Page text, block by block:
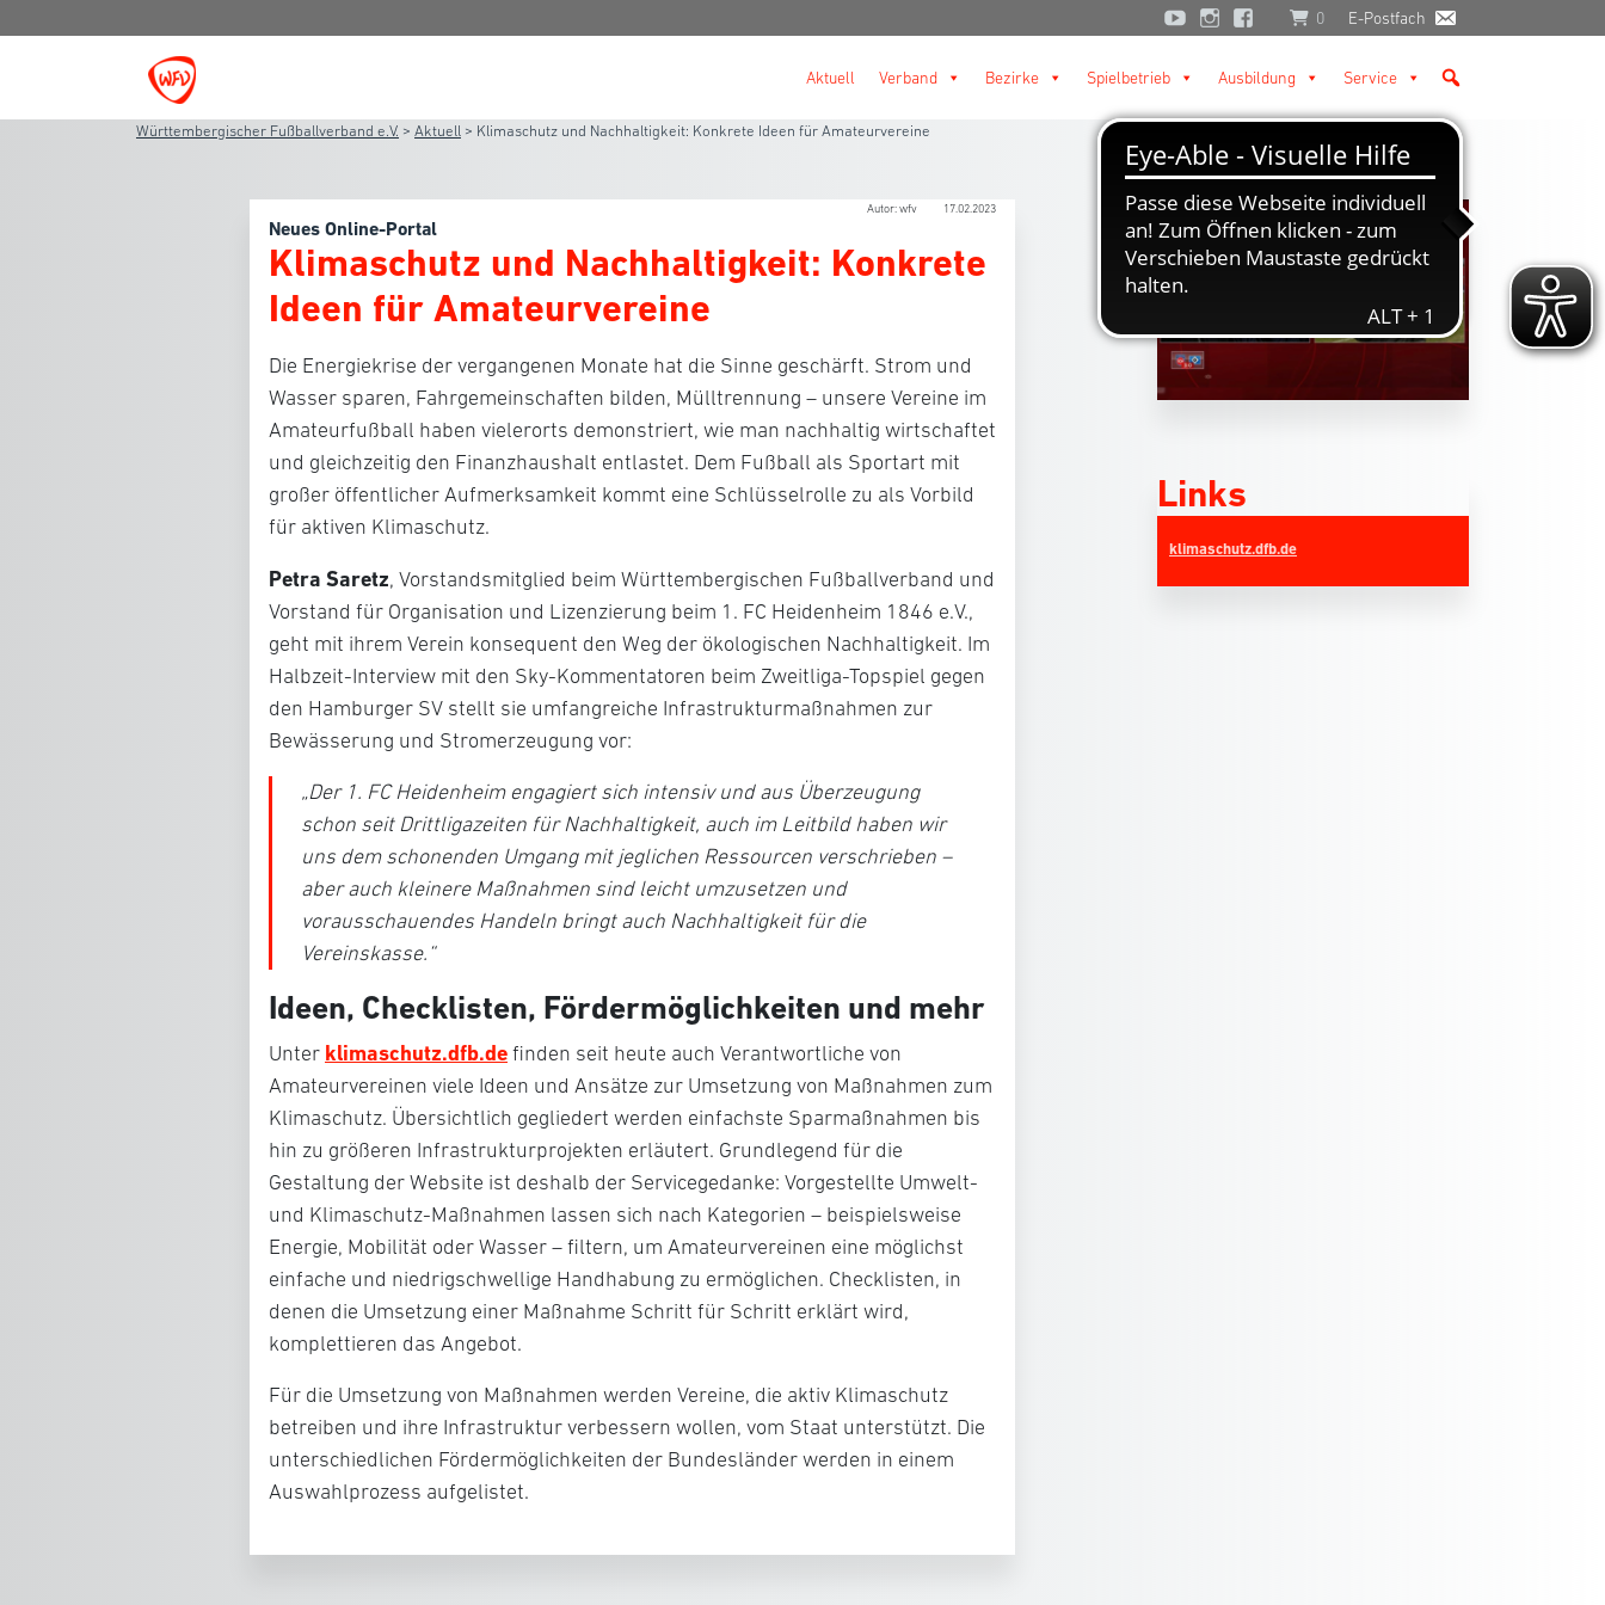
0 E-Postfach
Aktuell Verband Bezirke Spielbetrieb Ausbildung Service
Württembergischer Fußballverband e.V. > Aktuell > Klimaschutz und Nachhaltigkeit: Konkrete Ideen für Amateurvereine
Autor: wfv 17.02.2023
Neues Online-Portal
Klimaschutz und Nachhaltigkeit: Konkrete
Ideen für Amateurvereine
Die Energiekrise der vergangenen Monate hat die Sinne geschärft. Strom und
Wasser sparen, Fahrgemeinschaften bilden, Mülltrennung – unsere Vereine im
Amateurfußball haben vielerorts demonstriert, wie man nachhaltig wirtschaftet
und gleichzeitig den Finanzhaushalt entlastet. Dem Fußball als Sportart mit
großer öffentlicher Aufmerksamkeit kommt eine Schlüsselrolle zu als Vorbild
für aktiven Klimaschutz.
Petra Saretz, Vorstandsmitglied beim Württembergischen Fußballverband und
Vorstand für Organisation und Lizenzierung beim 1. FC Heidenheim 1846 e.V.,
geht mit ihrem Verein konsequent den Weg der ökologischen Nachhaltigkeit. Im
Halbzeit-Interview mit den Sky-Kommentatoren beim Zweitliga-Topspiel gegen
den Hamburger SV stellt sie umfangreiche Infrastrukturmaßnahmen zur
Bewässerung und Stromerzeugung vor:
„Der 1. FC Heidenheim engagiert sich intensiv und aus Überzeugung
schon seit Drittligazeiten für Nachhaltigkeit, auch im Leitbild haben wir
uns dem schonenden Umgang mit jeglichen Ressourcen verschrieben –
aber auch kleinere Maßnahmen sind leicht umzusetzen und
vorausschauendes Handeln bringt auch Nachhaltigkeit für die
Vereinskasse.“
Ideen, Checklisten, Fördermöglichkeiten und mehr
Unter klimaschutz.dfb.de finden seit heute auch Verantwortliche von
Amateurvereinen viele Ideen und Ansätze zur Umsetzung von Maßnahmen zum
Klimaschutz. Übersichtlich gegliedert werden einfachste Sparmaßnahmen bis
hin zu größeren Infrastrukturprojekten erläutert. Grundlegend für die
Gestaltung der Website ist deshalb der Servicegedanke: Vorgestellte Umwelt-
und Klimaschutz-Maßnahmen lassen sich nach Kategorien – beispielsweise
Energie, Mobilität oder Wasser – filtern, um Amateurvereinen eine möglichst
einfache und niedrigschwellige Handhabung zu ermöglichen. Checklisten, in
denen die Umsetzung einer Maßnahme Schritt für Schritt erklärt wird,
komplettieren das Angebot.
Für die Umsetzung von Maßnahmen werden Vereine, die aktiv Klimaschutz
betreiben und ihre Infrastruktur verbessern wollen, vom Staat unterstützt. Die
unterschiedlichen Fördermöglichkeiten der Bundesländer werden in einem
Auswahlprozess aufgelistet.
Links
klimaschutz.dfb.de